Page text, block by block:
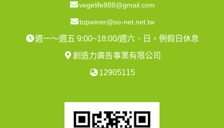
vegelife888@gmail.com
topwiner@so-net.net.tw
週一～週五 9:00~18:00/週六、日，例假日休息
創造力廣告事業有限公司
12905115